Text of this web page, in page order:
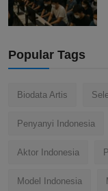
Popular Tags
Biodata Artis
Penyanyi Indonesia
Aktor Indonesia
Model Indonesia